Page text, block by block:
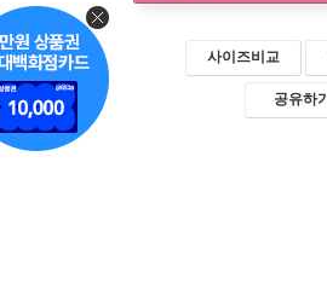
사이즈비교
공유하기